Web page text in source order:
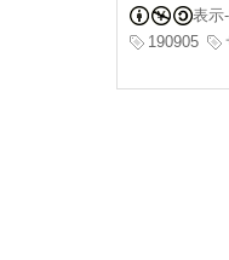
表示
190905